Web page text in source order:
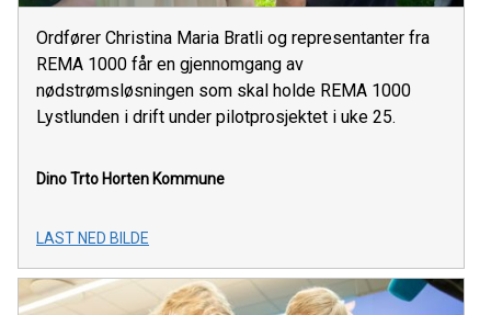
Ordfører Christina Maria Bratli og representanter fra
REMA 1000 får en gjennomgang av
nødstrømsløsningen som skal holde REMA 1000
Lystlunden i drift under pilotprosjektet i uke 25.
Dino Trto Horten Kommune
LAST NED BILDE